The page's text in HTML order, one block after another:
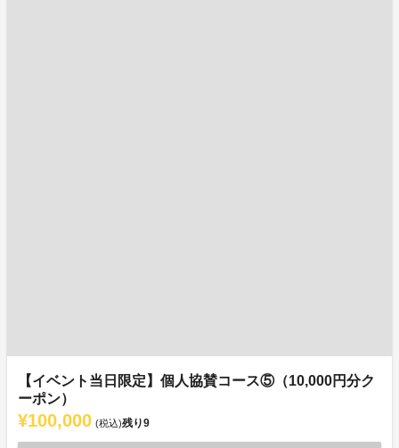
【イベント当日限定】個人協賛コース⑤（10,000円分ク
ーポン）
¥100,000 (税込)残り9